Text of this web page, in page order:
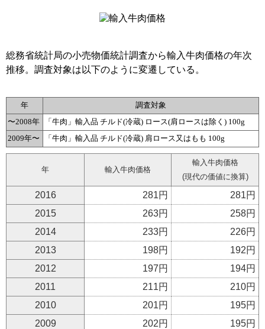
総務省統計局の小売物価統計調査から輸入牛肉価格の年次
推移。調査対象は以下のように変遷している。
年
調査対象
〜2008年
「牛肉」輸入品 チルド(冷蔵) ロース(肩ロースは除く) 100g
2009年〜
「牛肉」輸入品 チルド(冷蔵) 肩ロース又はもも 100g
年 輸入牛肉価格
輸入牛肉価格
(現代の価値に換算)
2016 281円
281円
2015
263円
258円
2014
233円
226円
2013
198円
192円
2012
197円
194円
2011
211円
210円
2010
201円
195円
2009
202円
195円